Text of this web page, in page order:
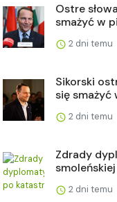
Ostre
smażyć w
2 dni temu
Sikorski
się smażyć
2 dni temu
Zdrady
smoleńskiej
2 dni temu